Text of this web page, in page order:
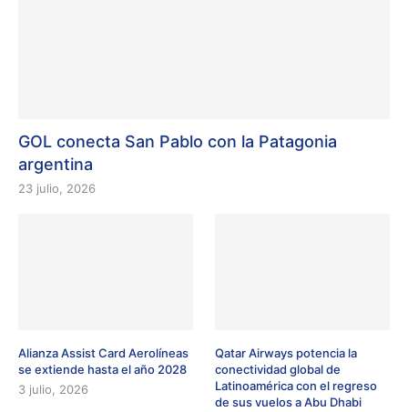
GOL conecta San Pablo con la Patagonia
argentina
23 julio, 2026
Alianza Assist Card Aerolíneas
se extiende hasta el año 2028
3 julio, 2026
Qatar Airways potencia la
conectividad global de
Latinoamérica con el regreso
de sus vuelos a Abu Dhabi